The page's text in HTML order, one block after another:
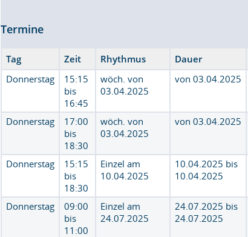
Termine
Tag Zeit Rhythmus Dauer
Donnerstag
15:15
bis
16:45
wöch. von
03.04.2025
von 03.04.2025
Donnerstag
17:00
bis
18:30
wöch. von
03.04.2025
von 03.04.2025
Donnerstag
15:15
bis
18:30
Einzel am
10.04.2025
10.04.2025 bis
10.04.2025
Donnerstag
09:00
bis
11:00
Einzel am
24.07.2025
24.07.2025 bis
24.07.2025